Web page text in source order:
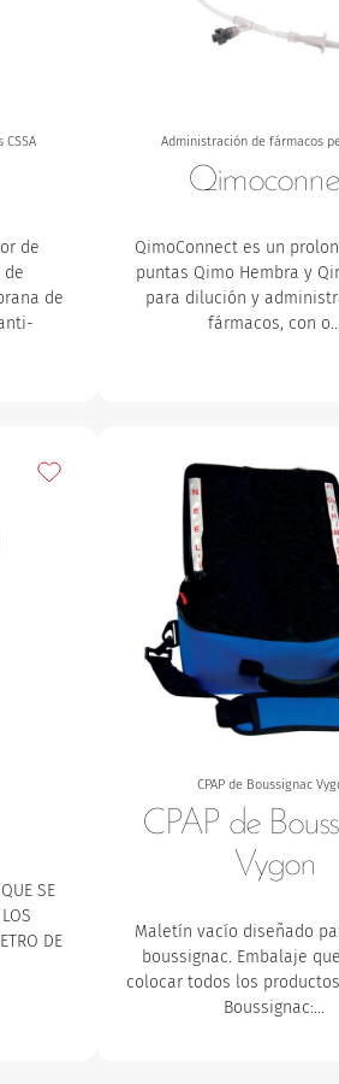
de
de
de
Administración de fármacos
QimoConnect es un
puntas Qimo Hembra y
para dilución y
fármacos, con o…
SE
DE
Añadir a mis favoritos
CPAP de Boussignac
CPAP de
Vygon
Maletín vacío diseñado
boussignac. Embalaje
colocar todos los productos
Boussignac:…